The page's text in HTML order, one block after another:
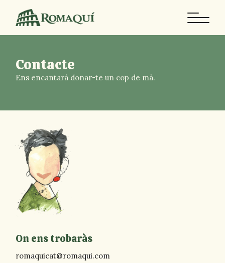
Contacte
Ens encantarà donar-te un cop de mà.
On ens trobaràs
romaquicat@romaqui.com